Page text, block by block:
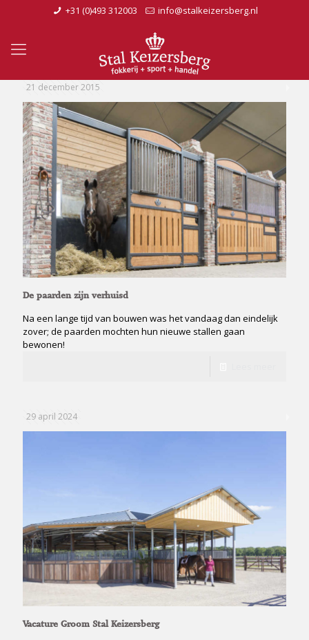
+31 (0)493 312003 info@stalkeizersberg.nl
21 december 2015
De paarden zijn verhuisd
Na een lange tijd van bouwen was het vandaag dan eindelijk
zover; de paarden mochten hun nieuwe stallen gaan
bewonen!
29 april 2024
Vacature Groom Stal Keizersberg